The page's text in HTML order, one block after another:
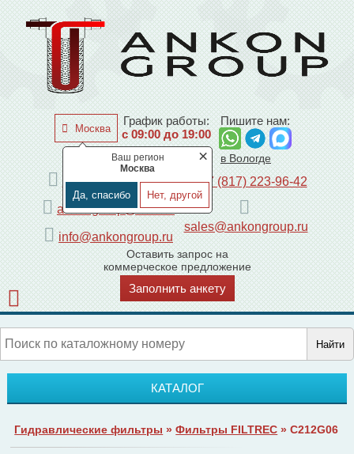
Москва
×
Ваш регион
Москва
Да, спасибо Нет, другой
График работы:
с 09:00 до 19:00
Пишите нам:
по Москве
+7 (495) 225-44-08
ankongroup@mail.ru
info@ankongroup.ru
в Вологде
+7 (817) 223-96-42
sales@ankongroup.ru
Оставить запрос на
коммерческое предложение
Заполнить анкету
Найти
КАТАЛОГ
Гидравлические фильтры »Фильтры FILTREC » C212G06